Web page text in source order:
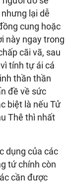
lại dễ
cung hoặc
này ngay trong
cãi vã, sau
tính tự ái cá
thần thần
đề về sức
biệt là nếu Tử
Thê thì nhất
dụng của các
tứ chính còn
cần được